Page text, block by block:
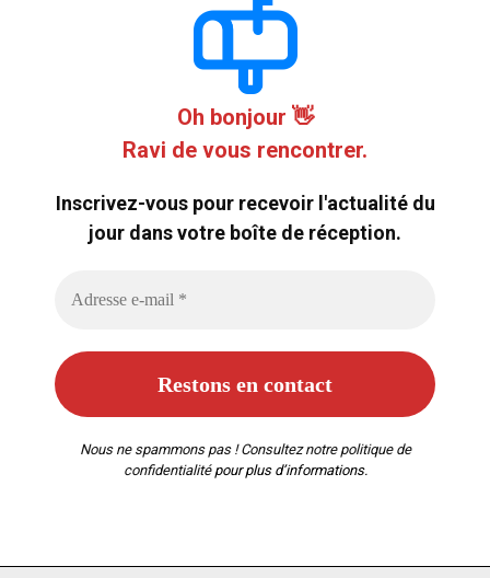
Oh bonjour 👋
Ravi de vous rencontrer.
Inscrivez-vous pour recevoir l'actualité du
jour dans votre boîte de réception.
Nous ne spammons pas ! Consultez notre politique de
confidentialitépour plus d’informations.